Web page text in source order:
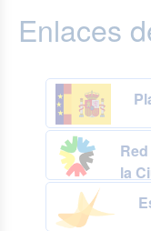
Enlaces
la